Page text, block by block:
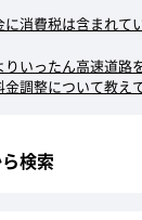
に消費税は含まれて
りいったん高速道路
調整について教え
検索